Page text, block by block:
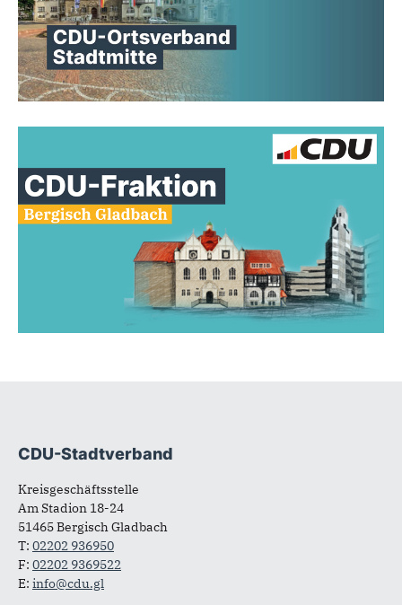
Fußbereich
CDU-Stadtverband
Kreisgeschäftsstelle
Am Stadion 18-24
51465 Bergisch Gladbach
T: 02202 936950
F: 02202 9369522
E: info@cdu.gl